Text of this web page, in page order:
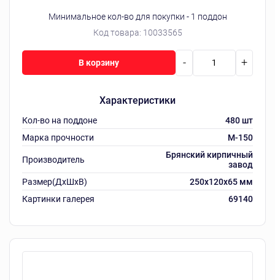
Код товара: 10033565
Минимальное кол-во для покупки - 1 поддон
Характеристики
Кол-во на поддоне
480 шт
Марка прочности
M-150
Производитель
Брянский кирпичный
завод
Размер(ДхШхВ)
250х120х65 мм
Картинки галерея
69140
- +
В корзину